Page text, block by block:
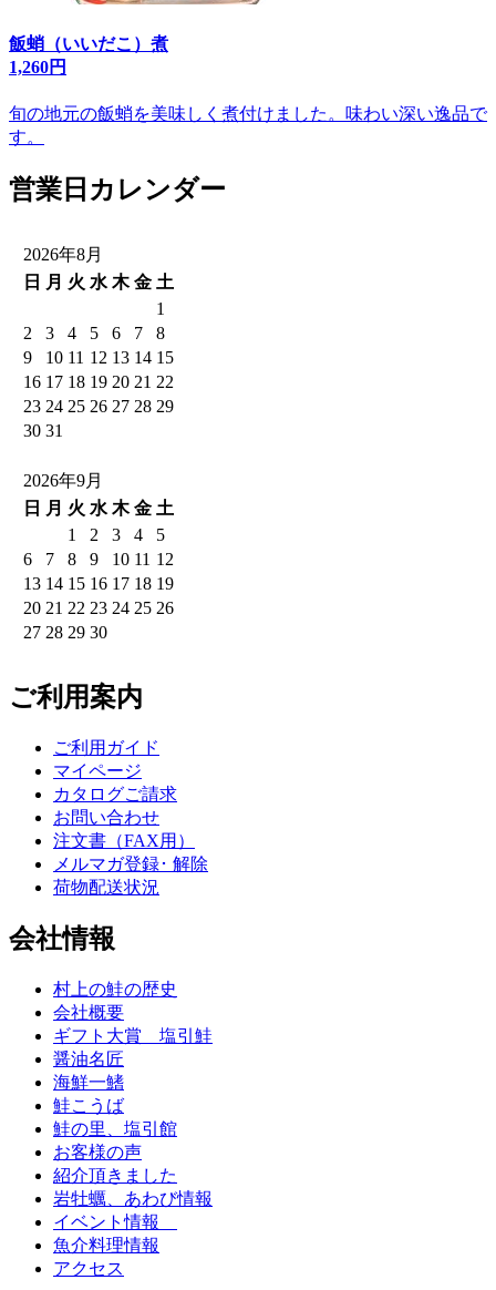
飯蛸（いいだこ）煮
1,260円
旬の地元の飯蛸を美味しく煮付けました。味わい深い逸品で
す。
営業日カレンダー
2026年8月
日
月 火 水 木 金 土
1
2
3 4 5 6 7
8
9
10 11 12 13 14 15
16 17 18 19 20 21 22
23 24 25 26 27 28 29
30 31
2026年9月
日
月 火 水 木 金 土
1
2 3 4
5
6
7 8 9 10 11 12
13 14 15 16 17 18 19
20 21 22 23 24 25 26
27 28 29 30
ご利用案内
ご利用ガイド
マイページ
カタログご請求
お問い合わせ
注文書（FAX用）
メルマガ登録･ 解除
荷物配送状況
会社情報
村上の鮭の歴史
会社概要
ギフト大賞 塩引鮭
醤油名匠
海鮮一鰭
鮭こうば
鮭の里、塩引館
お客様の声
紹介頂きました
岩牡蠣、あわび情報
イベント情報
魚介料理情報
アクセス